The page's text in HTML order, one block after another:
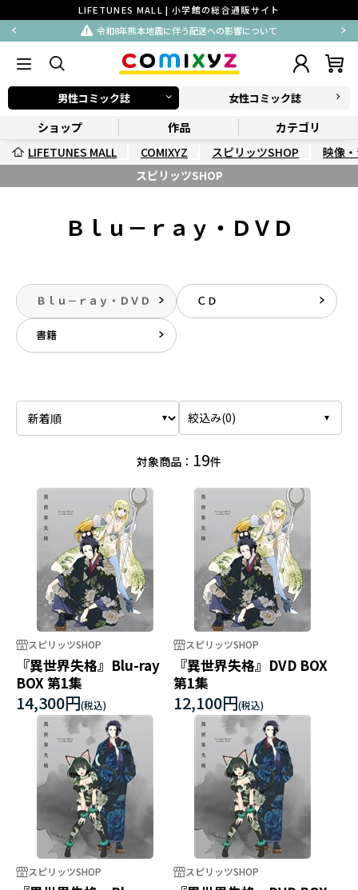
LIFETUNES MALL | 小学館の総合通販サイト
令和8年熊本地震に伴う配送への影響について
男性コミック誌 女性コミック誌
ショップ 作品
カテゴリ
LIFETUNES MALL
COMIXYZ スピリッツSHOP
映像
スピリッツSHOP
Ｂｌｕ－ｒａｙ・ＤＶＤ
Ｂｌｕ－ｒａｙ・ＤＶＤ ＣＤ
書籍
絞込み(0)
対象商品： 19件
スピリッツSHOP
『異世界失格』Blu-ray
BOX 第1集
14,300円
スピリッツSHOP
『異世界失格』DVD BOX
第1集
12,100円
スピリッツSHOP スピリッツSHOP